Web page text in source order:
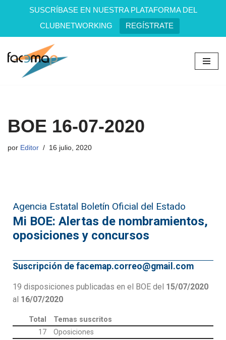
SUSCRÍBASE EN NUESTRA PLATAFORMA DEL
CLUBNETWORKING
REGÍSTRATE
Saltar
BOE 16-07-2020
por Editor 16 julio, 2020
Agencia Estatal Boletín Oficial del Estado
Mi BOE: Alertas de nombramientos,
oposiciones y concursos
Suscripción de facemap.correo@gmail.com
19 disposiciones publicadas en el BOE del 15/07/2020
al 16/07/2020
Total
Temas suscritos
17
Oposiciones